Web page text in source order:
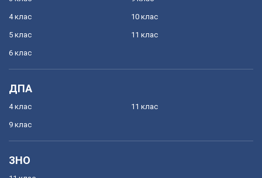
4 клас
5 клас
6 клас
10 клас
11 клас
ДПА
4 клас
9 клас
11 клас
ЗНО